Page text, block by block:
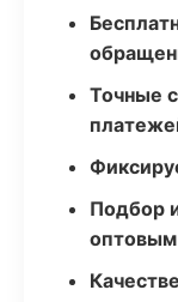
Точные
Подбор